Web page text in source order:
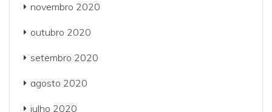
novembro 2020
outubro 2020
setembro 2020
agosto 2020
julho 2020